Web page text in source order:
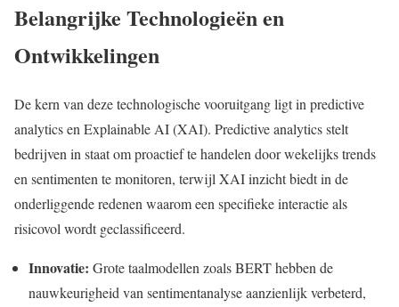
Belangrijke Technologieën en
Ontwikkelingen
De kern van deze technologische vooruitgang ligt in predictive
analytics en Explainable AI (XAI). Predictive analytics stelt
bedrijven in staat om proactief te handelen door wekelijks trends
en sentimenten te monitoren, terwijl XAI inzicht biedt in de
onderliggende redenen waarom een specifieke interactie als
risicovol wordt geclassificeerd.
Innovatie: Grote taalmodellen zoals BERT hebben de
nauwkeurigheid van sentimentanalyse aanzienlijk verbeterd,